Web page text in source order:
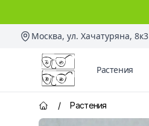
Москва, ул. Хачатуряна, 8к3
Два Ботаника
Растения
Главная страница
/ Растения